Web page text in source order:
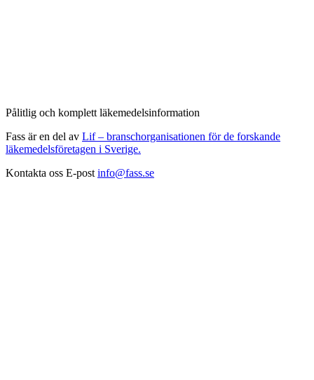
Pålitlig och komplett läkemedelsinformation
Fass är en del av Lif – branschorganisationen för de forskande
läkemedelsföretagen i Sverige.
Kontakta oss E-post info@fass.se